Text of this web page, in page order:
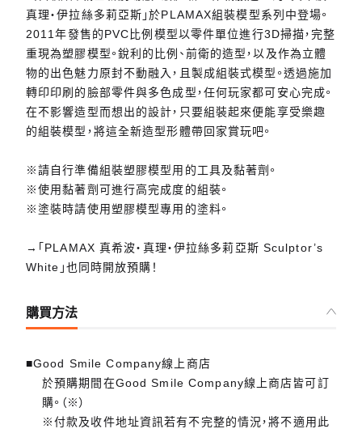
真理‧伊拉絲多莉亞斯」於PLAMAX組裝模型系列中登場。
2011年發售的PVC比例模型以零件單位進行3D掃描，完整
重現為塑膠模型。銳利的比例、前衛的造型，以及作為立體
物的出色魅力原封不動融入，且製成組裝式模型。透過施加
轉印印刷的臉部零件與多色成型，任何玩家都可安心完成。
在不影響造型而想出的設計，只要組裝起來便能享受樂趣
的組裝模型，將這全新造型形體帶回家賞玩吧。
※請自行準備組裝塑膠模型用的工具及黏著劑。
※使用黏著劑可進行高完成度的組裝。
※塗裝時請使用塑膠模型專用的塗料。
→「PLAMAX 真希波‧真理‧伊拉絲多莉亞斯 Sculptor’s
White」也同時開放預購！
購買方法
■Good Smile Company線上商店
於預購期間在Good Smile Company線上商店皆可訂
購。（※）
※付款及收件地址資訊若有不完整的情況，將不適用此